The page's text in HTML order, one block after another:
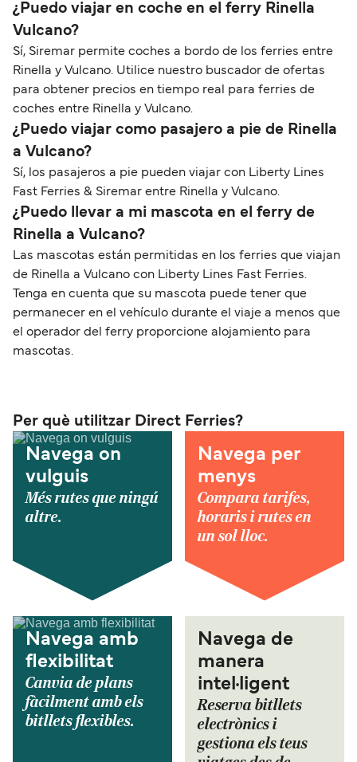
¿Puedo viajar en coche en el ferry Rinella
Vulcano?
Sí, Siremar permite coches a bordo de los ferries entre
Rinella y Vulcano. Utilice nuestro buscador de ofertas
para obtener precios en tiempo real para ferries de
coches entre Rinella y Vulcano.
¿Puedo viajar como pasajero a pie de Rinella
a Vulcano?
Sí, los pasajeros a pie pueden viajar con Liberty Lines
Fast Ferries & Siremar entre Rinella y Vulcano.
¿Puedo llevar a mi mascota en el ferry de
Rinella a Vulcano?
Las mascotas están permitidas en los ferries que viajan
de Rinella a Vulcano con Liberty Lines Fast Ferries.
Tenga en cuenta que su mascota puede tener que
permanecer en el vehículo durante el viaje a menos que
el operador del ferry proporcione alojamiento para
mascotas.
Per què utilitzar Direct Ferries?
Navega on
vulguis
Més rutes que ningú
altre.
Navega per
menys
Compara tarifes,
horaris i rutes en
un sol lloc.
Navega amb
flexibilitat
Canvia de plans
fàcilment amb els
bitllets flexibles.
Navega de
manera
intel·ligent
Reserva bitllets
electrònics i
gestiona els teus